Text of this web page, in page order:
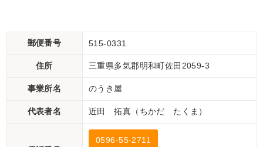
郵便番号 515-0331
住所 三重県多気郡明和町佐田2059-3
事業所名 のうき屋
代表者名 近田 拓真（ちかだ たくま）
0596-55-2711